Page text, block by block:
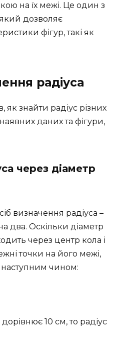
на їх межі. Це один з
дозволяє
фігур, такі як
радіуса
як знайти радіус різних
даних та фігури,
через діаметр
визначення радіуса –
два. Оскільки діаметр
через центр кола і
точки на його межі,
чином:
10 см, то радіус